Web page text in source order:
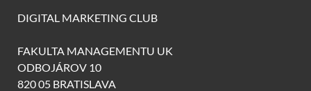
DIGITAL MARKETING CLUB
FAKULTA MANAGEMENTU UK
ODBOJÁROV 10
820 05 BRATISLAVA